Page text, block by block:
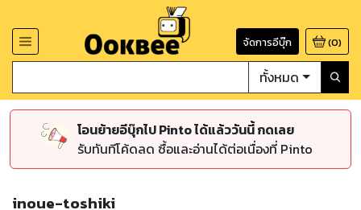
จัดการอีบุ๊ก (0)
ทั้งหมด
โอนย้ายอีบุ๊กไป Pinto ได้แล้ววันนี้ กดเลย
รับทันทีโค้ดลด ซื้อและอ่านได้ต่อเนื่องที่ Pinto
inoue-toshiki